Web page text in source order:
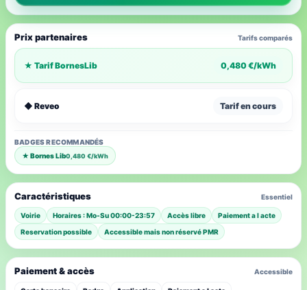
Prix partenaires Tarifs comparés
★ Tarif BornesLib 0,480 €/kWh
◆ Reveo Tarif en cours
BADGES RECOMMANDÉS
★ Bornes Lib0,480 €/kWh
Caractéristiques Essentiel
Voirie Horaires : Mo-Su 00:00-23:57 Accès libre
Paiement a l acte
Reservation possible
Accessible mais non réservé PMR
Paiement & accès Accessible